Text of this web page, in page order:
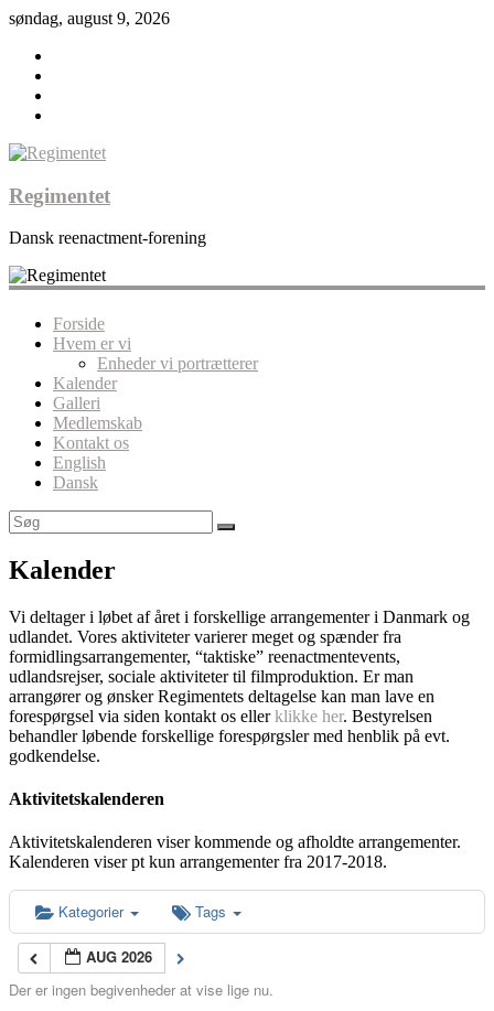
søndag, august 9, 2026
Regimentet
Dansk reenactment-forening
Forside
Hvem er vi
Enheder vi portrætterer
Kalender
Galleri
Medlemskab
Kontakt os
English
Dansk
Kalender
Vi deltager i løbet af året i forskellige arrangementer i Danmark og
udlandet. Vores aktiviteter varierer meget og spænder fra
formidlingsarrangementer, “taktiske” reenactmentevents,
udlandsrejser, sociale aktiviteter til filmproduktion. Er man
arrangører og ønsker Regimentets deltagelse kan man lave en
forespørgsel via siden kontakt os ellerklikke her. Bestyrelsen
behandler løbende forskellige forespørgsler med henblik på evt.
godkendelse.
Aktivitetskalenderen
Aktivitetskalenderen viser kommende og afholdte arrangementer.
Kalenderen viser pt kun arrangementer fra 2017-2018.
Kategorier Tags
AUG 2026
Der er ingen begivenheder at vise lige nu.